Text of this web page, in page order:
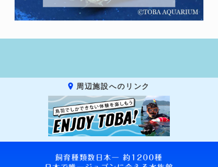
周辺施設へのリンク